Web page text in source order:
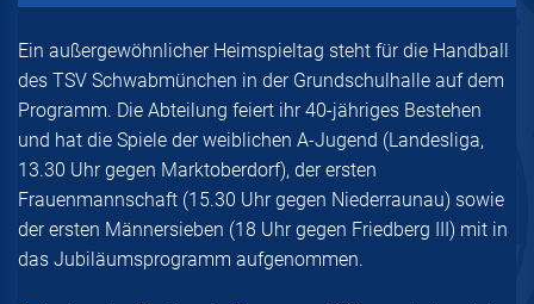
Ein außergewöhnlicher Heimspieltag steht für die Handball
des TSV Schwabmünchen in der Grundschulhalle auf dem
Programm. Die Abteilung feiert ihr 40-jähriges Bestehen
und hat die Spiele der weiblichen A-Jugend (Landesliga,
13.30 Uhr gegen Marktoberdorf), der ersten
Frauenmannschaft (15.30 Uhr gegen Niederraunau) sowie
der ersten Männersieben (18 Uhr gegen Friedberg III) mit in
das Jubiläumsprogramm aufgenommen.